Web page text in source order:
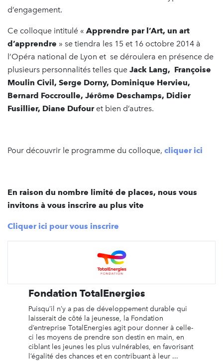
d’engagement.
Ce colloque intitulé « Apprendre par l’Art, un art
d’apprendre » se tiendra les 15 et 16 octobre 2014 à
l’Opéra national de Lyon et se déroulera en présence de
plusieurs personnalités telles que Jack Lang, Françoise
Moulin Civil, Serge Dorny, Dominique Hervieu,
Bernard Foccroulle, Jérôme Deschamps, Didier
Fusillier, Diane Dufour et bien d’autres.
Pour découvrir le programme du colloque, cliquer ici
En raison du nombre limité de places, nous vous
invitons à vous inscrire au plus vite
Cliquer ici pour vous inscrire
Fondation TotalEnergies
Puisqu’il n’y a pas de développement durable qui
laisserait de côté la jeunesse, la Fondation
d’entreprise TotalEnergies agit pour donner à celle-
ci les moyens de prendre son destin en main, en
ciblant les jeunes les plus vulnérables, en favorisant
l’égalité des chances et en contribuant à leur ...